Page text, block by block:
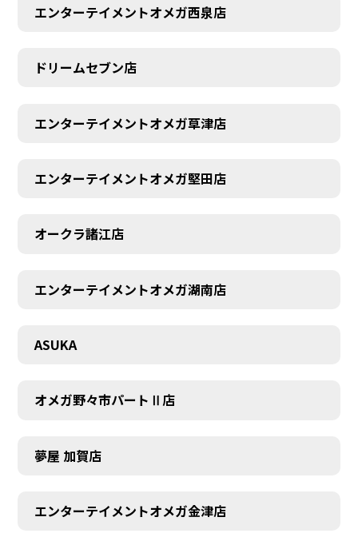
エンターテイメントオメガ西泉店
ドリームセブン店
エンターテイメントオメガ草津店
エンターテイメントオメガ堅田店
オークラ諸江店
エンターテイメントオメガ湖南店
ASUKA
オメガ野々市パートⅡ店
夢屋 加賀店
エンターテイメントオメガ金津店